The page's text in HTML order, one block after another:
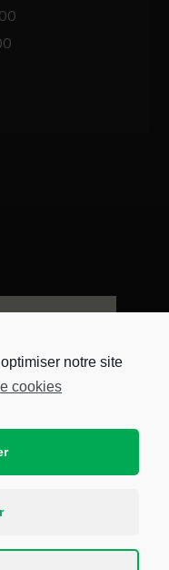
notre site
cookies